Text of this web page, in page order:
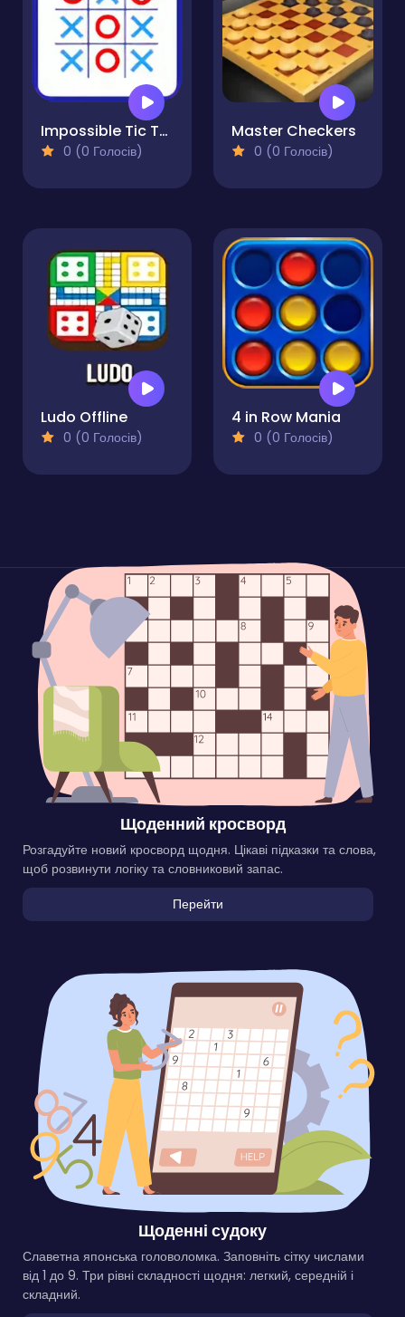
Impossible Tic Tac Toe
0 (0 Голосів)
Master Checkers
0 (0 Голосів)
Ludo Offline
0 (0 Голосів)
4 in Row Mania
0 (0 Голосів)
Щоденний кросворд
Розгадуйте новий кросворд щодня. Цікаві підказки та слова,
щоб розвинути логіку та словниковий запас.
Перейти
Щоденні судоку
Славетна японська головоломка. Заповніть сітку числами
від 1 до 9. Три рівні складності щодня: легкий, середній і
складний.